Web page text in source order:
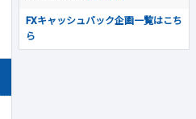
FXキャッシュバック企画一覧はこち
ら